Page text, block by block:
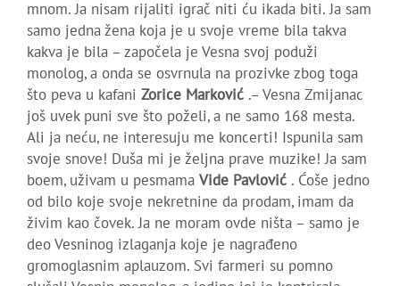
mnom. Ja nisam rijaliti igrač niti ću ikada biti. Ja sam
samo jedna žena koja je u svoje vreme bila takva
kakva je bila – započela je Vesna svoj poduži
monolog, a onda se osvrnula na prozivke zbog toga
što peva u kafani Zorice Marković .– Vesna Zmijanac
još uvek puni sve što poželi, a ne samo 168 mesta.
Ali ja neću, ne interesuju me koncerti! Ispunila sam
svoje snove! Duša mi je željna prave muzike! Ja sam
boem, uživam u pesmama Vide Pavlović . Ćoše jedno
od bilo koje svoje nekretnine da prodam, imam da
živim kao čovek. Ja ne moram ovde ništa – samo je
deo Vesninog izlaganja koje je nagrađeno
gromoglasnim aplauzom. Svi farmeri su pomno